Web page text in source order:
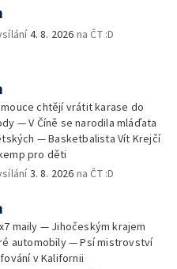
4. 8. 2026 na ČT :D
chtějí vrátit karase do
— V Číně se narodila mláďata
— Basketbalista Vít Krejčí
pro děti
3. 8. 2026 na ČT :D
maily — Jihočeským krajem
automobily — Psí mistrovství
v Kalifornii